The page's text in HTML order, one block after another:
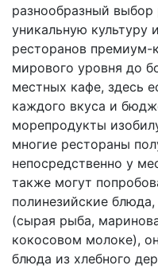
разнообразный
уникальную культуру
ресторанов
мирового уровня до
местных кафе, здесь
каждого вкуса и
морепродукты
многие рестораны
непосредственно у
также могут
полинезийские
(сырая рыба,
кокосовом молоке),
блюда из хлебного